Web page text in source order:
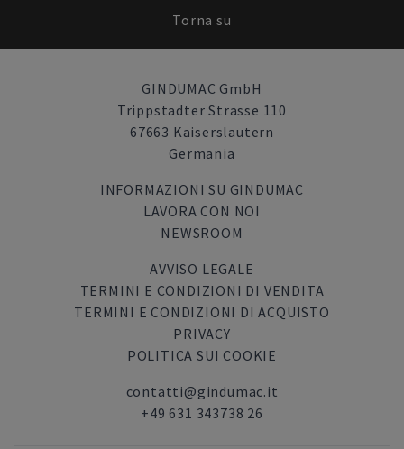
Torna su
GINDUMAC GmbH
Trippstadter Strasse 110
67663 Kaiserslautern
Germania
INFORMAZIONI SU GINDUMAC
LAVORA CON NOI
NEWSROOM
AVVISO LEGALE
TERMINI E CONDIZIONI DI VENDITA
TERMINI E CONDIZIONI DI ACQUISTO
PRIVACY
POLITICA SUI COOKIE
contatti@gindumac.it
+49 631 343738 26